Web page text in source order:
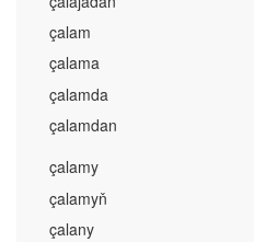
çalam
çalama
çalamda
çalamdan
çalamy
çalamyň
çalany